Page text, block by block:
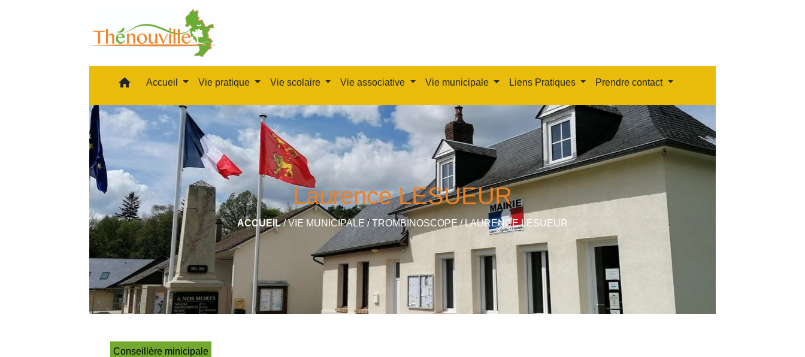
home Accueil Vie pratique Vie scolaire Vie associative Vie municipale Liens Pratiques Prendre contact
Laurence LESUEUR
ACCUEIL/VIE MUNICIPALE/TROMBINOSCOPE/LAURENCE LESUEUR
Conseillère minicipale